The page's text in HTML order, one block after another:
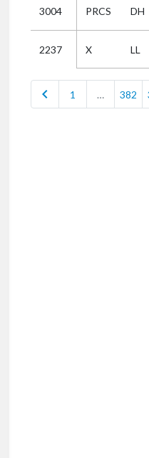
3004 PRCS DH
2237 X LL
chevron_left 1 … 382